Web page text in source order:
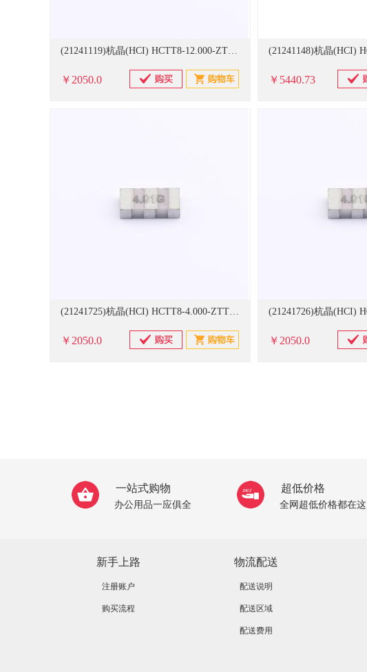
(21241119)杭晶(HCI) HCTT8-12.000-ZTTCP-33X Ceramic Resonator,ZTTCP,6.0x3.0x1.5,12MHz,C1=C2=33pF,±0.5%,-40-85℃,±0.2% 1000个/卷 陶瓷滤波器(单位：卷)
￥2050.0 ￥5440.73
(21241725)杭晶(HCI) HCTT8-4.000-ZTTCPX Ceramic Resonator,ZTTCP,6.0x3.0x1.5,4MHz,±0.5％,-40＋85℃,±0.3％,R0<40ohms 1000个/卷 陶瓷滤波器(单位：卷)
￥2050.0 ￥2050.0
一站式购物
办公用品一应俱全
超低价格
全网超低价格都在这
新手上路
注册账户
购买流程
物流配送
配送说明
配送区域
配送费用